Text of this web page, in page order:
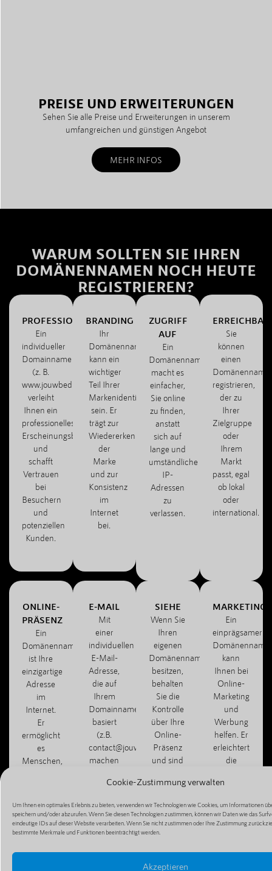
Cookie-Zustimmung verwalten
Um Ihnen ein optimales Erlebnis zu bieten, verwenden wir Technologien wie Cookies, um Informationen
speichern und/oder abzurufen. Wenn Sie diesen Technologien zustimmen, können wir Daten wie das
eindeutige IDs auf dieser Website verarbeiten. Wenn Sie nicht zustimmen oder Ihre Zustimmung
bestimmte Merkmale und Funktionen beeinträchtigt werden.
Akzeptieren
PREISE UND ERWEITERUNGEN
Sehen Sie alle Preise und Erweiterungen in unserem
umfangreichen und günstigen Angebot
MEHR INFOS
WARUM SOLLTEN SIE IHREN
DOMÄNENNAMEN NOCH HEUTE
REGISTRIEREN?
PROFESSIONALITÄT
Ein
individueller
Domainname
(z. B.
www.jouwbedrijf.com)
verleiht
Ihnen ein
professionelles
Erscheinungsbild
und
schafft
Vertrauen
bei
Besuchern
und
potenziellen
Kunden.
BRANDING
Ihr
Domänenname
kann ein
wichtiger
Teil Ihrer
Markenidentität
sein. Er
trägt zur
Wiedererkennung
der
Marke
und zur
Konsistenz
im
Internet
bei.
ZUGRIFF
AUF
Ein
Domänenname
macht es
einfacher,
Sie online
zu finden,
anstatt
sich auf
lange und
umständliche
IP-
Adressen
zu
verlassen.
Sie
können
einen
registrieren,
der zu
Ihrer
Zielgruppe
oder
Ihrem
Markt
passt, egal
ob lokal
oder
international.
ONLINE-
PRÄSENZ
Ein
Domänenname
ist Ihre
einzigartige
Adresse
im
Internet.
Er
ermöglicht
es
Menschen,
oder Ihren
Online-
Shop zu
finden
E-MAIL
Mit
einer
individuellen
E-Mail-
Adresse,
die auf
Ihrem
Domainnamen
basiert
(z.B.
contact@jouwbedrijf.com),
machen
einen
Eindruck
und
können
effizient
SIEHE
Wenn Sie
Ihren
eigenen
Domänennamen
besitzen,
behalten
Sie die
Kontrolle
über Ihre
Online-
Präsenz
und sind
Dritten
z. B. von
kostenlosen
Hosting-
Diensten.
MARKETING
Ein
einprägsamer
Domänenname
kann
Ihnen bei
Online-
Marketing
und
Werbung
helfen. Er
erleichtert
die
Ihrer
und
macht die
einfacher.